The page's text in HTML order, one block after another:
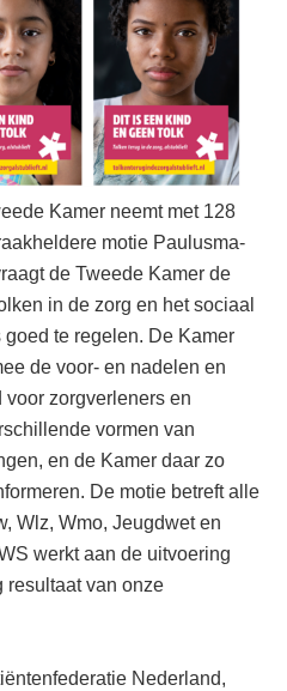
Kamer neemt met 128
motie Paulusma-
de Tweede Kamer de
in de zorg en het sociaal
te regelen. De Kamer
de voor- en nadelen en
zorgverleners en
vormen van
en de Kamer daar zo
De motie betreft alle
Wlz, Wmo, Jeugdwet en
werkt aan de uitvoering
resultaat van onze
Nederland,